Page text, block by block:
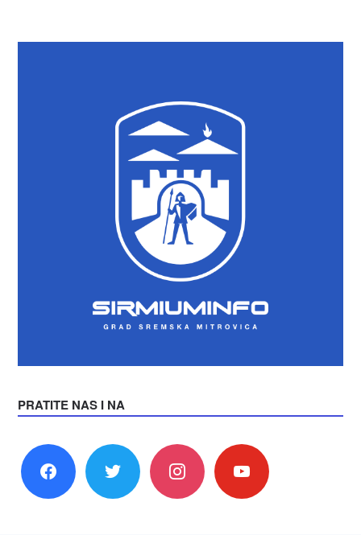
PRATITE NAS I NA
facebook twitter instagram youtube